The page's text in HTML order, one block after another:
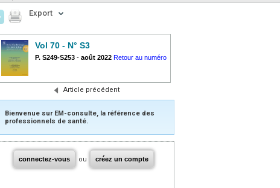
Export
Vol 70 - N° S3
P. S249-S253 - août 2022 Retour au numéro
Article précédent
Bienvenue sur EM-consulte, la référence des
professionnels de santé.
connectez-vous ou créez un compte